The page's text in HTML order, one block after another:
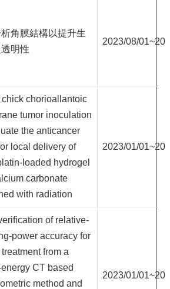
角膜結構以提升生
明性
2023/08/
chorioallantoic
tumor inoculation
the anticancer
local delivery of
loaded hydrogel
carbonate
with radiation
2023/01/
of relative-
power accuracy for
from a
CT based
method and
2023/01/